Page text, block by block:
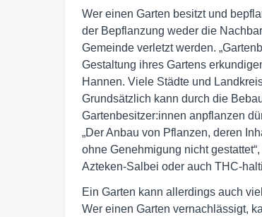
Wer einen Garten besitzt und
der Bepflanzung weder die
Gemeinde verletzt werden.
Gestaltung ihres Gartens
Hannen. Viele Städte und
Grundsätzlich kann durch die
Gartenbesitzer:innen anpflanzen
„Der Anbau von Pflanzen, deren
ohne Genehmigung nicht
Azteken-Salbei oder auch THC-
Ein Garten kann allerdings auch
Wer einen Garten vernachlässigt,